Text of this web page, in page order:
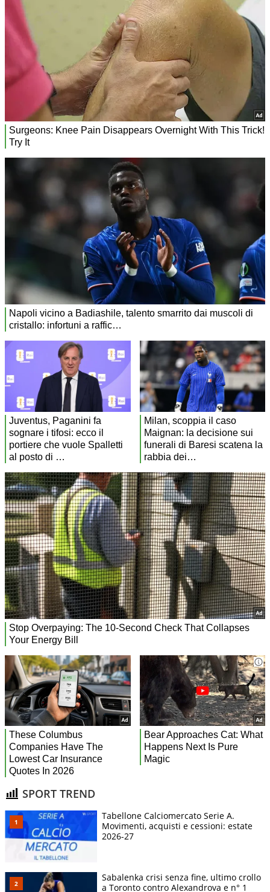
SPORT TREND
Tabellone Calciomercato Serie A.
Movimenti, acquisti e cessioni: estate
2026-27
Sabalenka crisi senza fine, ultimo crollo
a Toronto contro Alexandrova e n° 1